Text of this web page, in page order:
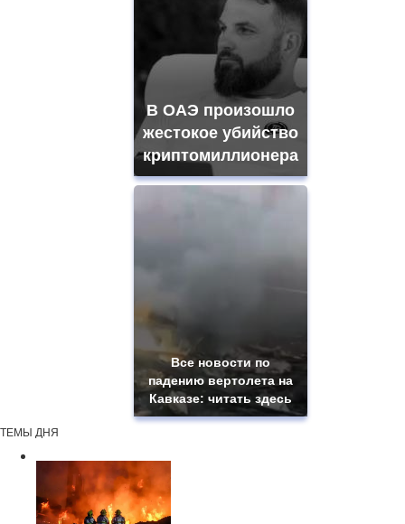
В ОАЭ произошло
жестокое убийство
криптомиллионера
Все новости по
падению вертолета на
Кавказе: читать здесь
ТЕМЫ ДНЯ